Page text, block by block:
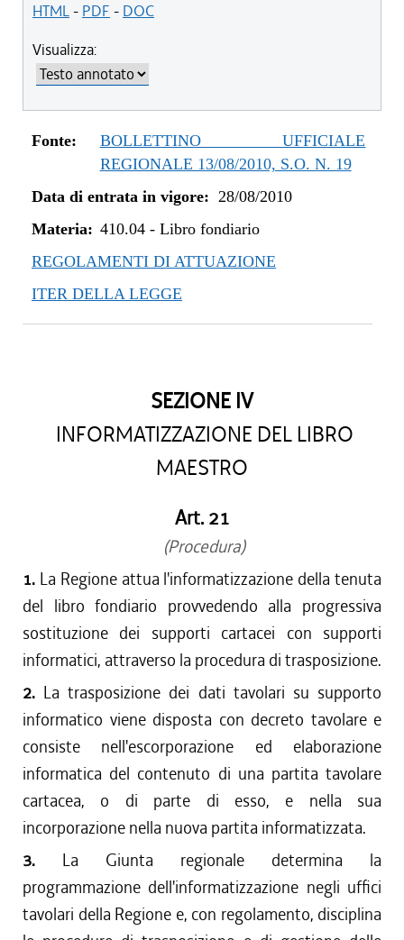
dal 25/08/2011 al 31/12/2011
HTML- PDF - DOC
Visualizza:
Fonte:
BOLLETTINO UFFICIALE
REGIONALE 13/08/2010, S.O. N. 19
Data di entrata in vigore: 28/08/2010
Materia: 410.04- Libro fondiario
REGOLAMENTI DI ATTUAZIONE
ITER DELLA LEGGE
SEZIONE IV
INFORMATIZZAZIONE DEL LIBRO
MAESTRO
Art. 21
(Procedura)
1. La Regione attua l'informatizzazione della tenuta
del libro fondiario provvedendo alla progressiva
sostituzione dei supporti cartacei con supporti
informatici, attraverso la procedura di trasposizione.
2. La trasposizione dei dati tavolari su supporto
informatico viene disposta con decreto tavolare e
consiste nell'escorporazione ed elaborazione
informatica del contenuto di una partita tavolare
cartacea, o di parte di esso, e nella sua
incorporazione nella nuova partita informatizzata.
3. La Giunta regionale determina la
programmazione dell'informatizzazione negli uffici
tavolari della Regione e, con regolamento, disciplina